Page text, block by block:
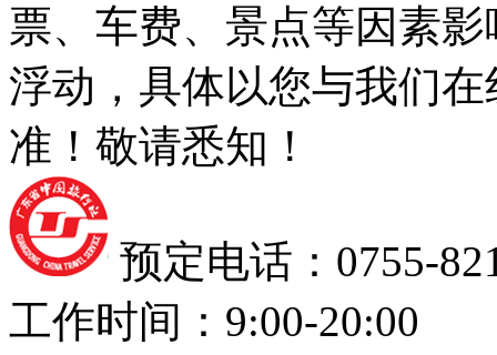
票、车费、景点等因素
浮动，具体以您与我们
准！敬请悉知！
预定电话：0755-
工作时间：9:00-20:00